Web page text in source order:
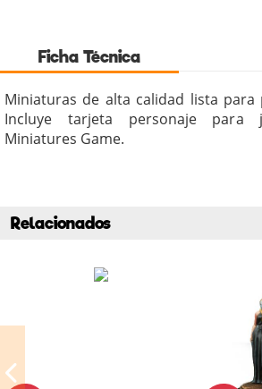
Ficha Técnica
Miniaturas de alta calidad lista para
Incluye tarjeta personaje para
Miniatures Game.
Relacionados